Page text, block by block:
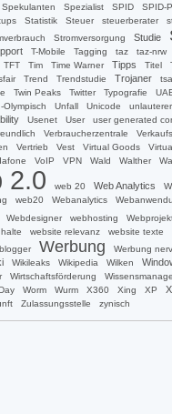
Spekulanten Spezialist SPID
SPID-
Statistik Steuer steuerberater
Stromversorgung Studie
T-Mobile Tagging taz taz-nrw
TFT Tim Time Warner Tipps Titel
Trend Trendstudie Trojaner
tsa
Twin Peaks Twitter Typografie
Olympisch Unfall Unicode
Usenet User
user generated
Verbraucherzentrale
Vertrieb Vest Virtual Goods
VoIP VPN Wald Walther
2.0 web 20 Web Analytics
web20 Webanalytics
Webdesigner webhosting
website relevanz
website texte
Werbung
Werbung
Wikileaks Wikipedia Wilken
Wirtschaftsförderung
Worm Wurm X360 Xing XP
Zulassungsstelle zynisch